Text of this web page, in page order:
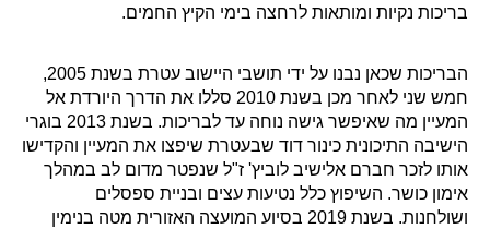
בריכות נקיות ומותאות לרחצה בימי הקיץ החמים.
הבריכות שכאן נבנו על ידי תושבי היישוב עטרת בשנת 2005,
חמש שני לאחר מכן בשנת 2010 סללו את הדרך היורדת אל
המעיין מה שאיפשר גישה נוחה עד לבריכות. בשנת 2013 בוגרי
הישיבה התיכונית כינור דוד שבעטרת שיפצו את המעיין והקדישו
אותו לזכר חברם אלישיב לוביץ' ז"ל שנפטר מדום לב במהלך
אימון כושר. השיפוץ כלל נטיעות עצים ובניית ספסלים
ושולחנות. בשנת 2019 בסיוע המועצה האזורית מטה בנימין